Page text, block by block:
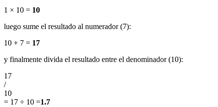
1 × 10 = 10
luego sume el resultado al numerador (7):
10 + 7 = 17
y finalmente divida el resultado entre el denominador (10):
17
/
10
= 17 ÷ 10 =1.7